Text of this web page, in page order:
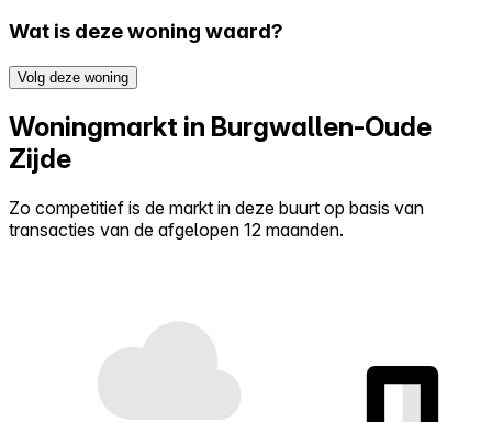
Wat is deze woning waard?
Volg deze woning
Woningmarkt in Burgwallen-Oude
Zijde
Zo competitief is de markt in deze buurt op basis van
transacties van de afgelopen 12 maanden.